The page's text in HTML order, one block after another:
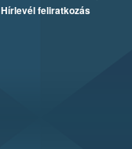
Hírlevél feliratkozás